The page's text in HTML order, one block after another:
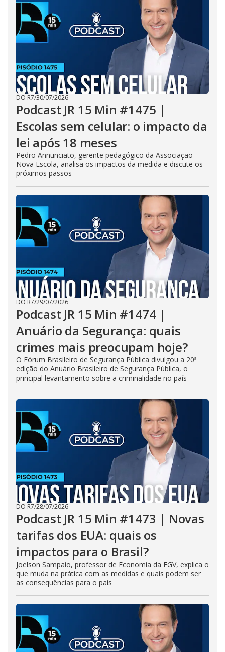
DO R7/30/07/2026
Podcast JR 15 Min #1475 |
Escolas sem celular: o impacto da
lei após 18 meses
Pedro Annunciato, gerente pedagógico da Associação
Nova Escola, analisa os impactos da medida e discute os
próximos passos
DO R7/29/07/2026
Podcast JR 15 Min #1474 |
Anuário da Segurança: quais
crimes mais preocupam hoje?
O Fórum Brasileiro de Segurança Pública divulgou a 20ª
edição do Anuário Brasileiro de Segurança Pública, o
principal levantamento sobre a criminalidade no país
DO R7/28/07/2026
Podcast JR 15 Min #1473 | Novas
tarifas dos EUA: quais os
impactos para o Brasil?
Joelson Sampaio, professor de Economia da FGV, explica o
que muda na prática com as medidas e quais podem ser
as consequências para o país